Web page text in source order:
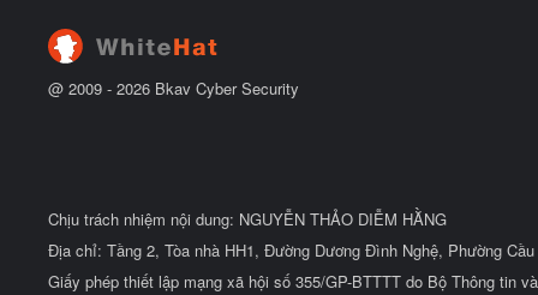
ầ
@ 2009 - 2026 Bkav Cyber Security
Chịu trách nhiệm nội dung: NGUYỄN THẢO DIỄM HẰNG
Địa chỉ: Tầng 2, Tòa nhà HH1, Đường Dương Đình Nghệ, Phường
Giấy phép thiết lập mạng xã hội số 355/GP-BTTTT do Bộ Thông tin